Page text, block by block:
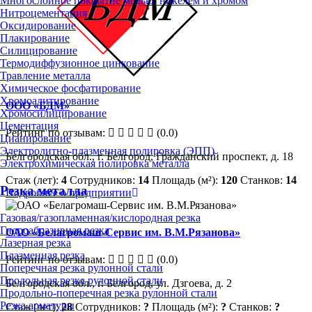
Нитроцементация
Оксидирование
Плакирование
Силицирование
Термодиффузионное цинкование
Травление металла
Химическое фосфатирование
Хромоалитирование
Хромосилицирование
Цементация
Цианирование
Электролитно-плазменная полировка (ЭПП)
Электрохимическая полировка металла
Резка металла
Газовая/газопламенная/кислородная резка
Гидроабразивная резка
Лазерная резка
Плазменная резка
Поперечная резка рулонной стали
Продольная резка рулонной стали
Продольно-поперечная резка рулонной стали
Резка арматуры
ООО «БДМ»
Рейтинг по отзывам:
(0.0)
Белгородская обл., г. Белгород, Гражданский проспект, д. 18
Стаж (лет): 4 Сотрудников: 14 Площадь (м²): 120 Станков: 14
Подробнее о предприятии
ОАО «Белагромаш-Сервис им. В.М.Рязанова»
Рейтинг по отзывам:
(0.0)
Белгородская обл., г. Белгород, ул. Дзгоева, д. 2
Стаж (лет):28 Сотрудников: ? Площадь (м²): ? Станков: ?